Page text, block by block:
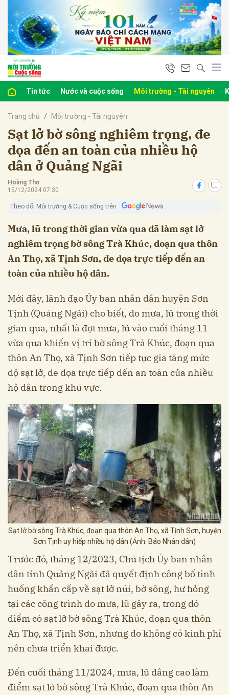
Tin tức Nước và cuộc sống Môi trường - Tài nguyên
Trang chủ Môi trường - Tài nguyên
Sạt lở bờ sông nghiêm trọng, đe
dọa đến an toàn của nhiều hộ
dân ở Quảng Ngãi
Hoàng Thơ
15/12/2024 07:30
Theo dõi Môi trường & Cuộc sống trên
Mưa, lũ trong thời gian vừa qua đã làm sạt lở
nghiêm trọng bờ sông Trà Khúc, đoạn qua thôn
An Thọ, xã Tịnh Sơn, đe dọa trực tiếp đến an
toàn của nhiều hộ dân.
Mới đây, lãnh đạo Ủy ban nhân dân huyện Sơn
Tịnh (Quảng Ngãi) cho biết, do mưa, lũ trong thời
gian qua, nhất là đợt mưa, lũ vào cuối tháng 11
vừa qua khiến vị trí bờ sông Trà Khúc, đoạn qua
thôn An Thọ, xã Tịnh Sơn tiếp tục gia tăng mức
độ sạt lở, đe dọa trực tiếp đến an toàn của nhiều
hộ dân trong khu vực.
Sạt lở bờ sông Trà Khúc, đoạn qua thôn An Thọ, xã Tịnh Sơn, huyện
Sơn Tịnh uy hiếp nhiều hộ dân (Ảnh: Báo Nhân dân)
Trước đó, tháng 12/2023, Chủ tịch Ủy ban nhân
dân tỉnh Quảng Ngãi đã quyết định công bố tình
huống khẩn cấp về sạt lở núi, bờ sông, hư hỏng
tại các công trình do mưa, lũ gây ra, trong đó
điểm có sạt lở bờ sông Trà Khúc, đoạn qua thôn
An Thọ, xã Tịnh Sơn, nhưng do không có kinh phí
nên chưa triển khai được.
Đến cuối tháng 11/2024, mưa, lũ dâng cao làm
điểm sạt lở bờ sông Trà Khúc, đoạn qua thôn An
luận